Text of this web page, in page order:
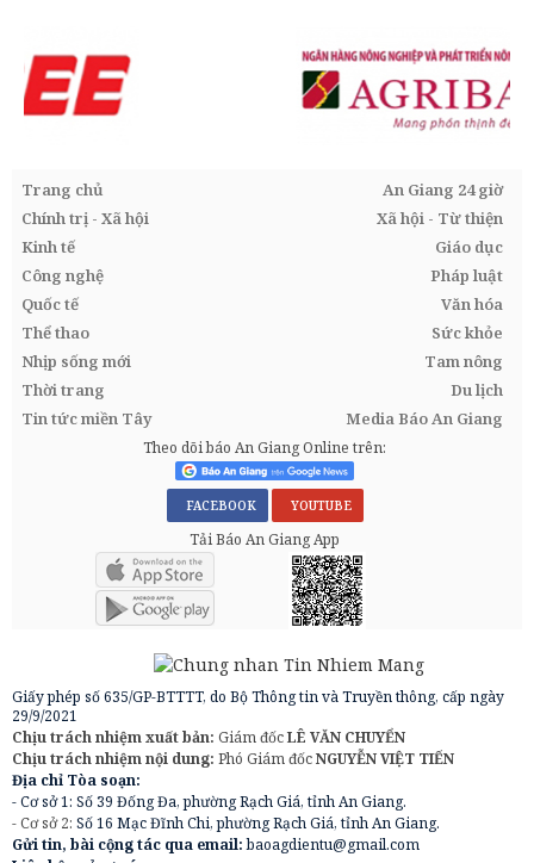
Trang chủ
An Giang 24 giờ
Chính trị - Xã hội
Xã hội - Từ thiện
Kinh tế
Giáo dục
Công nghệ
Pháp luật
Quốc tế
Văn hóa
Thể thao
Sức khỏe
Nhịp sống mới
Tam nông
Thời trang
Du lịch
Tin tức miền Tây
Media Báo An Giang
Theo dõi báo An Giang Online trên:
FACEBOOK YOUTUBE
Tải Báo An Giang App
Giấy phép số 635/GP-BTTTT, do Bộ Thông tin và Truyền thông, cấp ngày
29/9/2021
Chịu trách nhiệm xuất bản: Giám đốcLÊ VĂN CHUYỂN
Chịu trách nhiệm nội dung: Phó Giám đốcNGUYỄN VIỆT TIẾN
Địa chỉ Tòa soạn:
- Cơ sở 1: Số 39 Đống Đa, phường Rạch Giá, tỉnh An Giang.
- Cơ sở 2: Số 16 Mạc Đĩnh Chi, phường Rạch Giá, tỉnh An Giang.
Gửi tin, bài cộng tác qua email:baoagdientu@gmail.com